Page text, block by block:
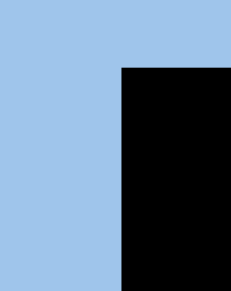
Event&Site